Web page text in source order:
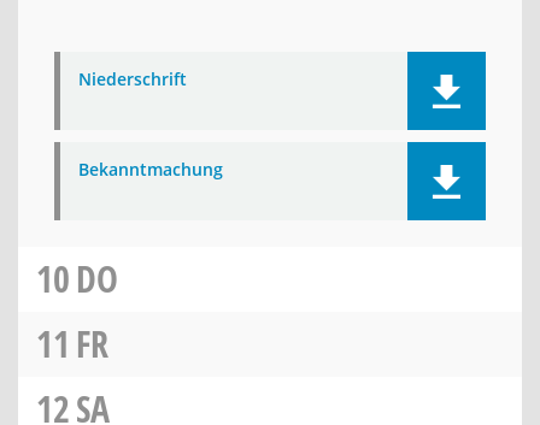
Niederschrift
Bekanntmachung
10DO
11 FR
12SA